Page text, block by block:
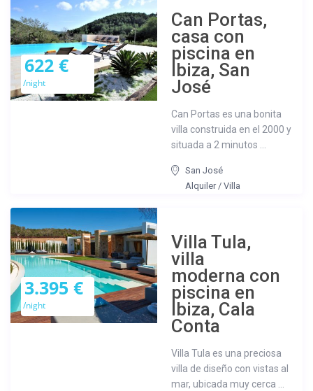
622 €
/night
Can Portas,
casa con
piscina en
Ibiza, San
José
Can Portas es una bonita
villa construida en el 2000 y
situada a 2 minutos ...
San José
Alquiler/Villa
3.395 €
/night
Villa Tula,
villa
moderna con
piscina en
Ibiza, Cala
Conta
Villa Tula es una preciosa
villa de diseño con vistas al
mar, ubicada muy cerca ...